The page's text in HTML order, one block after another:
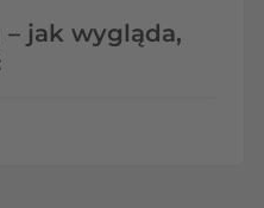
jak wygląda,